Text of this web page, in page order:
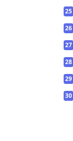
25
26
27
28
29
30